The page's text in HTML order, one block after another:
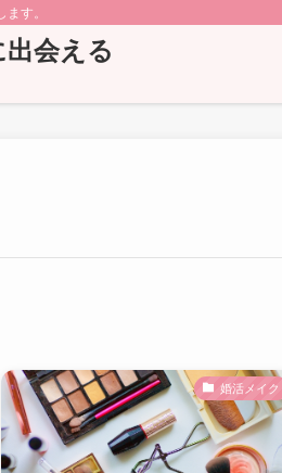
す。
会える
婚活メイク